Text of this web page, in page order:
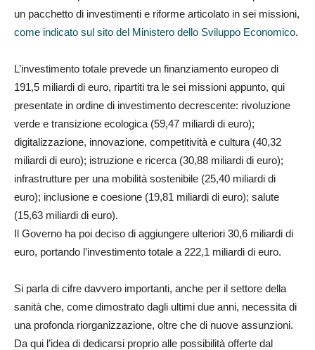
un pacchetto di investimenti e riforme articolato in sei missioni,
come indicato sul sito del Ministero dello Sviluppo Economico.
L’investimento totale prevede un finanziamento europeo di
191,5 miliardi di euro, ripartiti tra le sei missioni appunto, qui
presentate in ordine di investimento decrescente: rivoluzione
verde e transizione ecologica (59,47 miliardi di euro);
digitalizzazione, innovazione, competitività e cultura (40,32
miliardi di euro); istruzione e ricerca (30,88 miliardi di euro);
infrastrutture per una mobilità sostenibile (25,40 miliardi di
euro); inclusione e coesione (19,81 miliardi di euro); salute
(15,63 miliardi di euro).
Il Governo ha poi deciso di aggiungere ulteriori 30,6 miliardi di
euro, portando l’investimento totale a 222,1 miliardi di euro.
Si parla di cifre davvero importanti, anche per il settore della
sanità che, come dimostrato dagli ultimi due anni, necessita di
una profonda riorganizzazione, oltre che di nuove assunzioni.
Da qui l’idea di dedicarsi proprio alle possibilità offerte dal